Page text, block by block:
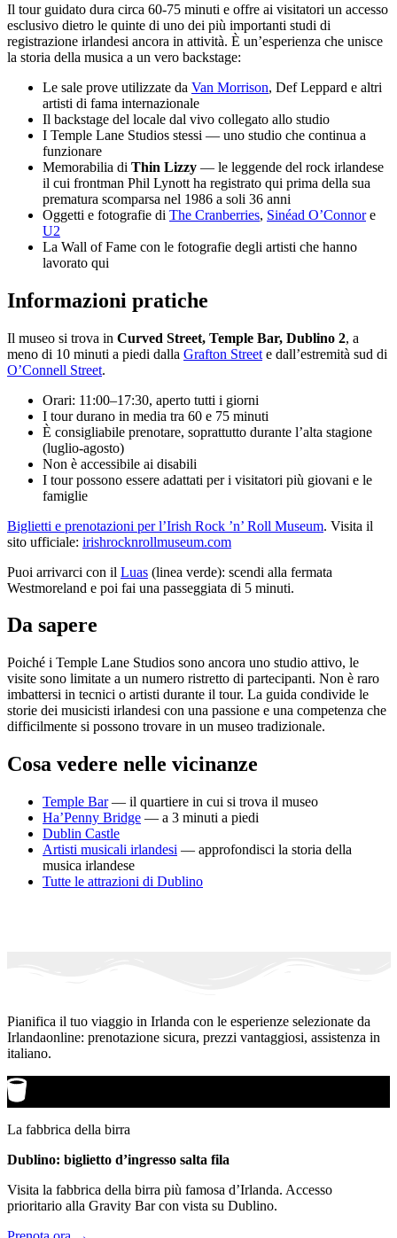
Il tour guidato dura circa 60-75 minuti e offre ai visitatori un accesso
esclusivo dietro le quinte di uno dei più importanti studi di
registrazione irlandesi ancora in attività. È un’esperienza che unisce
la storia della musica a un vero backstage:
Le sale prove utilizzate da Van Morrison, Def Leppard e altri
artisti di fama internazionale
Il backstage del locale dal vivo collegato allo studio
I Temple Lane Studios stessi — uno studio che continua a
funzionare
Memorabilia di Thin Lizzy — le leggende del rock irlandese
il cui frontman Phil Lynott ha registrato qui prima della sua
prematura scomparsa nel 1986 a soli 36 anni
Oggetti e fotografie di The Cranberries, Sinéad O’Connore
U2
La Wall of Fame con le fotografie degli artisti che hanno
lavorato qui
Informazioni pratiche
Il museo si trova in Curved Street, Temple Bar, Dublino 2, a
meno di 10 minuti a piedi dalla Grafton Street e dall’estremità sud di
O’Connell Street.
Orari: 11:00–17:30, aperto tutti i giorni
I tour durano in media tra 60 e 75 minuti
È consigliabile prenotare, soprattutto durante l’alta stagione
(luglio-agosto)
Non è accessibile ai disabili
I tour possono essere adattati per i visitatori più giovani e le
famiglie
Biglietti e prenotazioni per l’Irish Rock ’n’ Roll Museum. Visita il
sito ufficiale: irishrocknrollmuseum.com
Puoi arrivarci con il Luas (linea verde): scendi alla fermata
Westmoreland e poi fai una passeggiata di 5 minuti.
Da sapere
Poiché i Temple Lane Studios sono ancora uno studio attivo, le
visite sono limitate a un numero ristretto di partecipanti. Non è raro
imbattersi in tecnici o artisti durante il tour. La guida condivide le
storie dei musicisti irlandesi con una passione e una competenza che
difficilmente si possono trovare in un museo tradizionale.
Cosa vedere nelle vicinanze
Temple Bar— il quartiere in cui si trova il museo
Ha’Penny Bridge — a 3 minuti a piedi
Dublin Castle
Artisti musicali irlandesi — approfondisci la storia della
musica irlandese
Tutte le attrazioni di Dublino
Pianifica il tuo viaggio in Irlanda con le esperienze selezionate da
Irlandaonline: prenotazione sicura, prezzi vantaggiosi, assistenza in
italiano.
La fabbrica della birra
Dublino: biglietto d’ingresso salta fila
Visita la fabbrica della birra più famosa d’Irlanda. Accesso
prioritario alla Gravity Bar con vista su Dublino.